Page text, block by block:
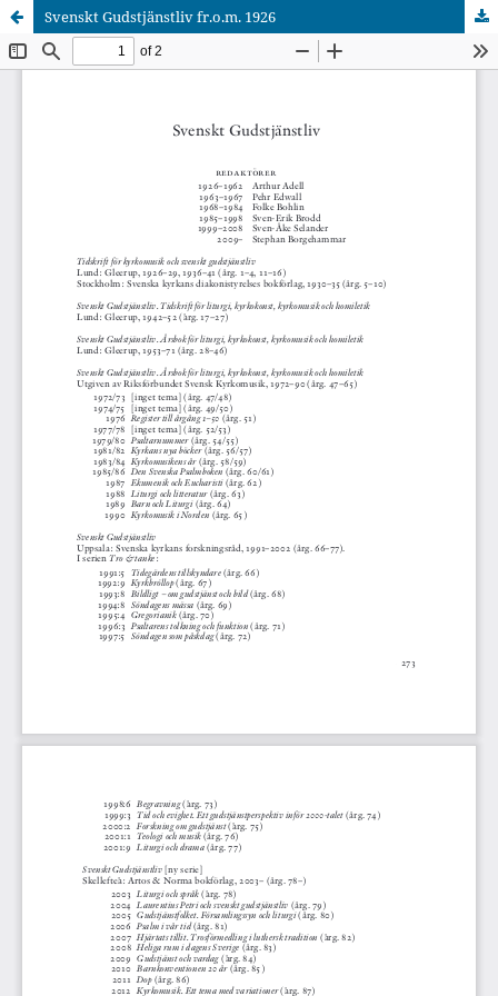
Svenskt Gudstjänstliv fr.o.m. 1926